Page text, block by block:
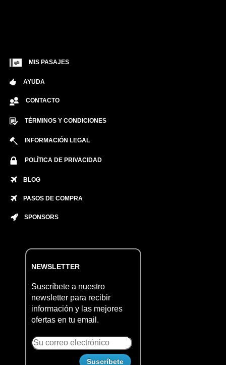
MIS PASAJES
AYUDA
CONTACTO
TÉRMINOS Y CONDICIONES
INFORMACIÓN LEGAL
POLÍTICA DE PRIVACIDAD
BLOG
PASOS DE COMPRA
SPONSORS
NEWSLETTER
Suscríbete a nuestro
newsletter para recibir
información y las mejores
ofertas en tu email.